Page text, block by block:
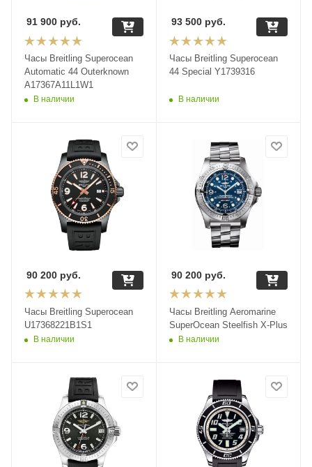
Часы Breitling Superocean
Automatic 44 Outerknown
A17367A11L1W1
В наличии
91 900 руб.
Часы Breitling Superocean
44 Special Y1739316
В наличии
93 500руб.
Часы Breitling Superocean
U17368221B1S1
В наличии
90 200 руб.
Часы Breitling Aeromarine
SuperOcean Steelfish X-Plus
В наличии
90 200руб.